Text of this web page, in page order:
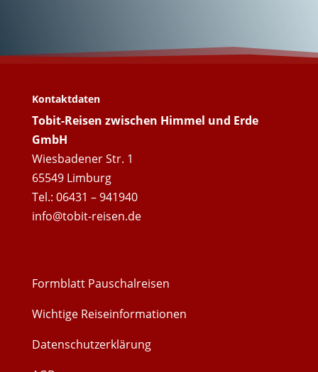
Kontaktdaten
Tobit-Reisen zwischen Himmel und Erde
GmbH
Wiesbadener Str. 1
65549 Limburg
Tel.: 06431 – 941940
info@tobit-reisen.de
Formblatt Pauschalreisen
Wichtige Reiseinformationen
Datenschutzerklärung